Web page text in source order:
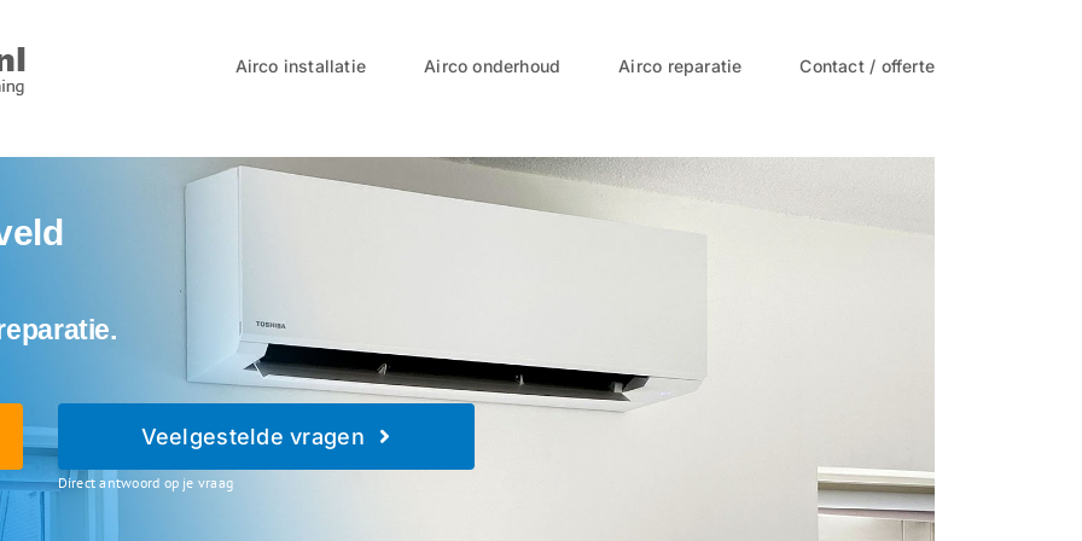
Airco installatie Airco onderhoud Airco reparatie Contact / offerte
Veelgestelde vragen
Direct antwoord op je vraag